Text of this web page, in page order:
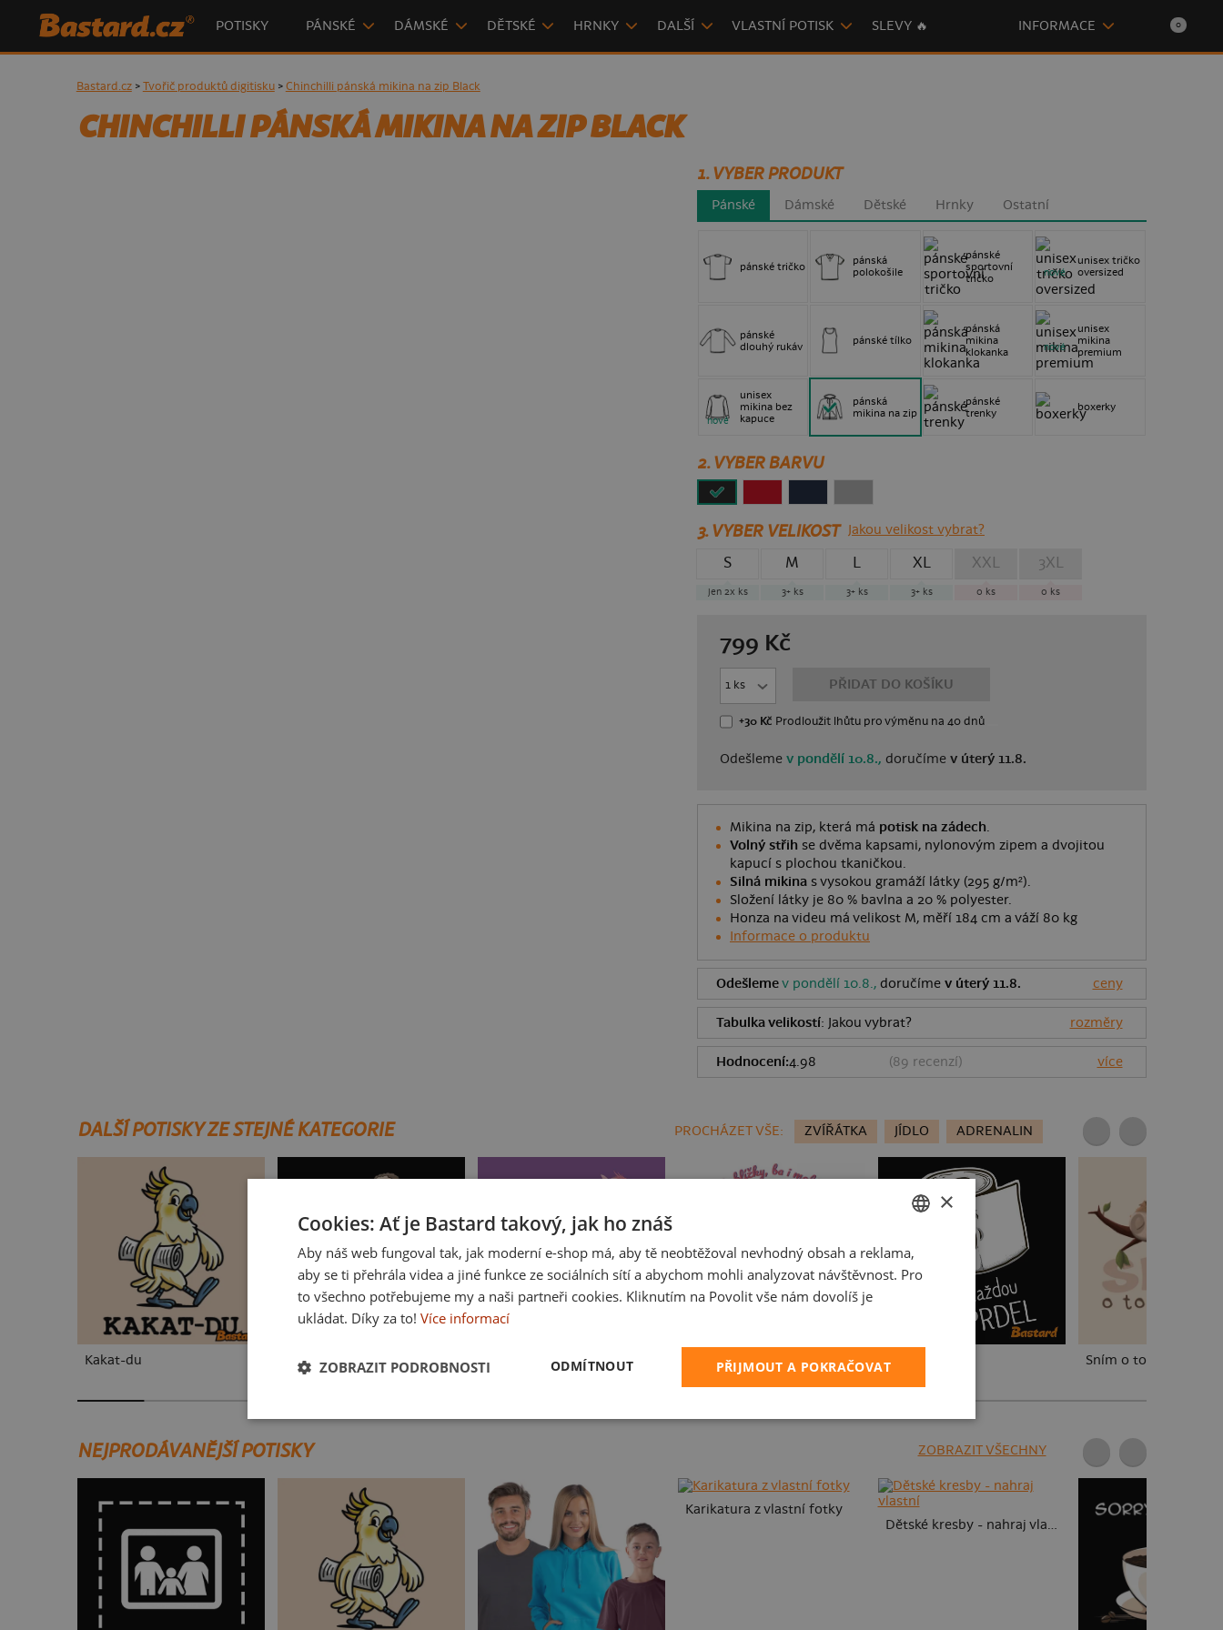
POTISKY PÁNSKÉ DÁMSKÉ DĚTSKÉ HRNKY DALŠÍ VLASTNÍ POTISK SLEVY 🔥 INFORMACE 0
Bastard.cz> Tvořič produktů digitisku> Chinchilli pánská mikina na zip Black
CHINCHILLI PÁNSKÁ MIKINA NA ZIP BLACK
1. VYBER PRODUKT
Pánské Dámské Dětské Hrnky Ostatní
pánské tričko
pánská
polokošile
pánské
sportovní
tričko
unisex tričko
oversized
nové
pánské
dlouhý rukáv
pánské tílko
pánská
mikina
klokanka
unisex
mikina
premium
nové
unisex
mikina bez
kapuce
nové
pánská
mikina na zip
pánské
trenky
boxerky
2. VYBER BARVU
3.VYBER VELIKOST Jakou velikost vybrat?
S
jen 2x ks
M
3+ ks
L
3+ ks
XL
3+ ks
XXL
0 ks
3XL
0 ks
799 Kč
PŘIDAT DO KOŠÍKU
+30 Kč Prodloužit lhůtu pro výměnu na 40 dnů
Odešleme v pondělí 10.8., doručíme v úterý 11.8.
Mikina na zip, která má potisk na zádech.
Volný střih se dvěma kapsami, nylonovým zipem a dvojitou
kapucí s plochou tkaničkou.
Silná mikina s vysokou gramáží látky (295 g/m²).
Složení látky je 80 % bavlna a 20 % polyester.
Honza na videu má velikost M, měří 184 cm a váží 80 kg
Informace o produktu
Odešlemev pondělí 10.8., doručíme v úterý 11.8. ceny
Tabulka velikostí: Jakou vybrat? rozměry
Hodnocení:4.98 (89 recenzí) více
DALŠÍ POTISKY ZE STEJNÉ KATEGORIE PROCHÁZET VŠE: ZVÍŘÁTKA JÍDLO ADRENALIN
Kakat-du V pressu Ve formě Fušál Prdel Sním o tom, co sním
NEJPRODÁVANĚJŠÍ POTISKY ZOBRAZIT VŠECHNY
Karikatura z vlastní fotky
Dětské kresby - nahraj vlastní
CZECH
SLOVAK
×
Cookies: Ať je Bastard takový, jak ho znáš
Aby náš web fungoval tak, jak moderní e-shop má, aby tě neobtěžoval nevhodný obsah a reklama,
aby se ti přehrála videa a jiné funkce ze sociálních sítí a abychom mohli analyzovat návštěvnost. Pro
to všechno potřebujeme my a naši partneři cookies. Kliknutím na Povolit vše nám dovolíš je
ukládat. Díky za to! Více informací
PŘIJMOUT A POKRAČOVAT
ODMÍTNOUT
ZOBRAZIT PODROBNOSTI